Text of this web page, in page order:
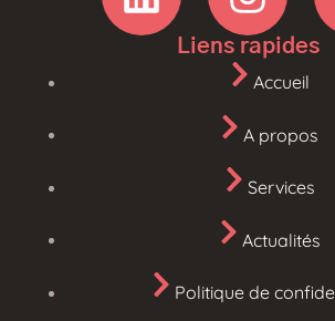
Liens rapides
Accueil
A propos
Services
Actualités
Politique de